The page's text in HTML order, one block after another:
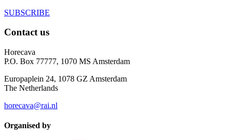
SUBSCRIBE
Contact us
Horecava
P.O. Box 77777, 1070 MS Amsterdam
Europaplein 24, 1078 GZ Amsterdam
The Netherlands
horecava@rai.nl
Organised by